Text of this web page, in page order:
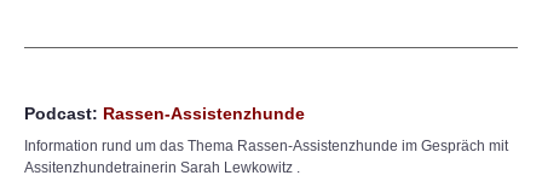
Podcast: Rassen-Assistenzhunde
Information rund um das Thema Rassen-Assistenzhunde im Gespräch mit
Assitenzhundetrainerin Sarah Lewkowitz .